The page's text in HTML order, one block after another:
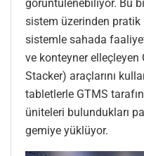
görüntülenebiliyor. Bu
sistem üzerinden pratik
sistemle sahada
ve konteyner elleçleyen
Stacker) araçlarını
tabletlerle GTMS
üniteleri bulundukları
gemiye yüklüyor.